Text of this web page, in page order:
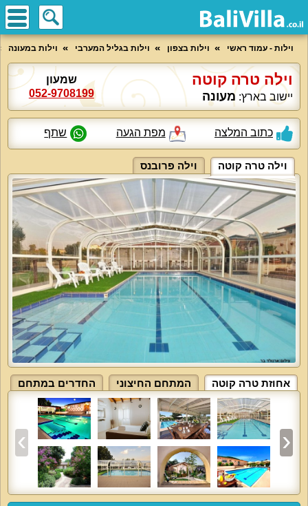
וילות - עמוד ראשי וילות בצפון וילות בגליל המערבי וילות במעונה
וילה טרה קוטה
יישוב בארץ: מעונה
שמעון
052-9708199
כתוב המלצה מפת הגעה שתף
וילה טרה קוטה וילה פרובנס
אחוזת טרה קוטה המתחם החיצוני החדרים במתחם